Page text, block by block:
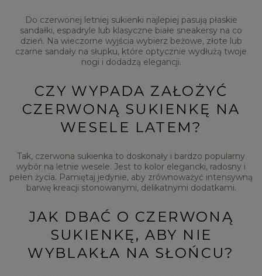
Do czerwonej letniej sukienki najlepiej pasują płaskie
sandałki, espadryle lub klasyczne białe sneakersy na co
dzień. Na wieczorne wyjścia wybierz beżowe, złote lub
czarne sandały na słupku, które optycznie wydłużą twoje
nogi i dodadzą elegancji.
CZY WYPADA ZAŁOŻYĆ
CZERWONĄ SUKIENKĘ NA
WESELE LATEM?
Tak, czerwona sukienka to doskonały i bardzo popularny
wybór na letnie wesele. Jest to kolor elegancki, radosny i
pełen życia. Pamiętaj jedynie, aby zrównoważyć intensywną
barwę kreacji stonowanymi, delikatnymi dodatkami.
JAK DBAĆ O CZERWONĄ
SUKIENKĘ, ABY NIE
WYBLAKŁA NA SŁOŃCU?